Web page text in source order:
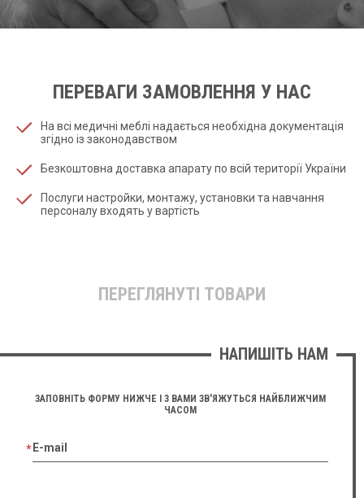
ПЕРЕВАГИ ЗАМОВЛЕННЯ У НАС
На всі медичні меблі надається необхідна документація
згідно із законодавством
Безкоштовна доставка апарату по всій території України
Послуги настройки, монтажу, установки та навчання
персоналу входять у вартість
ПЕРЕГЛЯНУТІ ТОВАРИ
НАПИШІТЬ НАМ
ЗАПОВНІТЬ ФОРМУ НИЖЧЕ І З ВАМИ ЗВ'ЯЖУТЬСЯ НАЙБЛИЖЧИМ
ЧАСОМ
E-mail